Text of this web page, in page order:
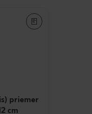
priemer
cm